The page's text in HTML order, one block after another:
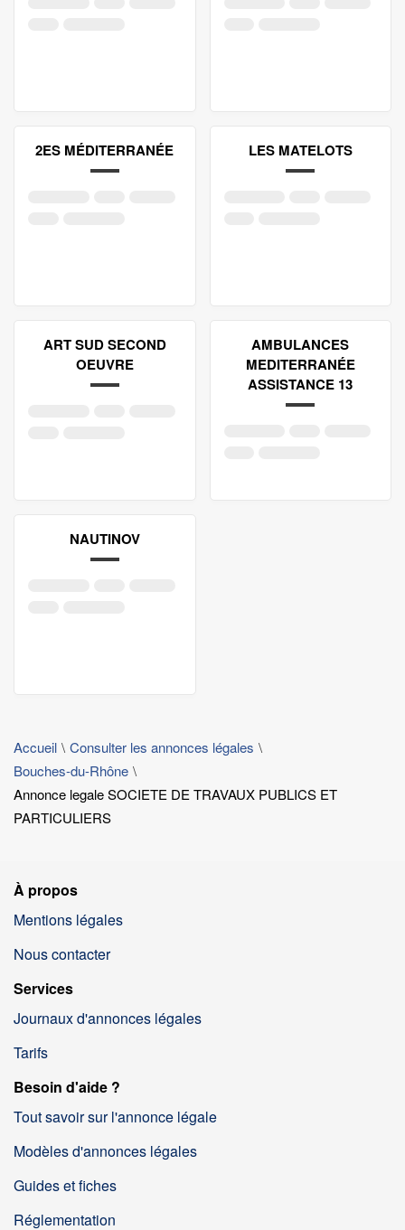
2ES MÉDITERRANÉE LES MATELOTS
ART SUD SECOND
OEUVRE
AMBULANCES
MEDITERRANÉE
ASSISTANCE 13
NAUTINOV
Accueil
Consulter les annonces légales
Bouches-du-Rhône
Annonce legale SOCIETE DE TRAVAUX PUBLICS ET
PARTICULIERS
À propos
Mentions légales
Nous contacter
Services
Journaux d'annonces légales
Tarifs
Besoin d'aide ?
Tout savoir sur l'annonce légale
Modèles d'annonces légales
Guides et fiches
Réglementation